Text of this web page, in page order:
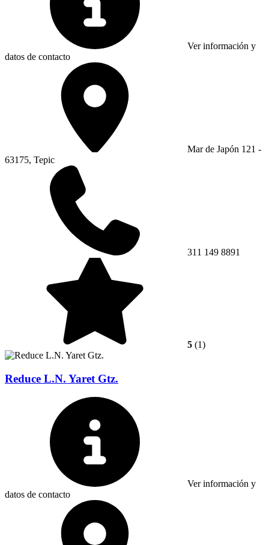
Ver información y
datos de contacto
Mar de Japón 121 -
63175, Tepic
311 149 8891
5 (1)
Reduce L.N. Yaret Gtz.
Ver información y
datos de contacto